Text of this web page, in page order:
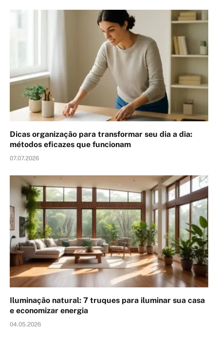
Dicas organização para transformar seu dia a dia:
métodos eficazes que funcionam
07.07.2026
Iluminação natural: 7 truques para iluminar sua casa
e economizar energia
04.05.2026